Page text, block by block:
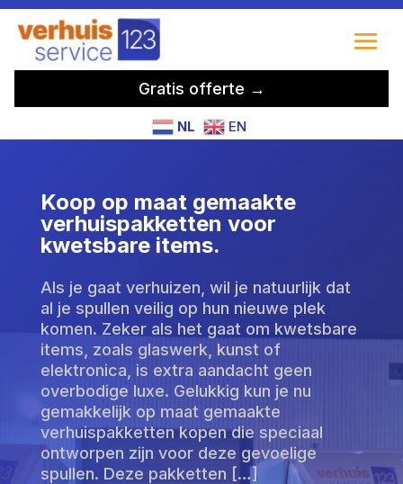
Gratis offerte →
NL EN
Koop op maat gemaakte
verhuispakketten voor
kwetsbare items.
Als je gaat verhuizen, wil je natuurlijk dat
al je spullen veilig op hun nieuwe plek
komen. Zeker als het gaat om kwetsbare
items, zoals glaswerk, kunst of
elektronica, is extra aandacht geen
overbodige luxe. Gelukkig kun je nu
gemakkelijk op maat gemaakte
verhuispakketten kopen die speciaal
ontworpen zijn voor deze gevoelige
spullen. Deze pakketten […]